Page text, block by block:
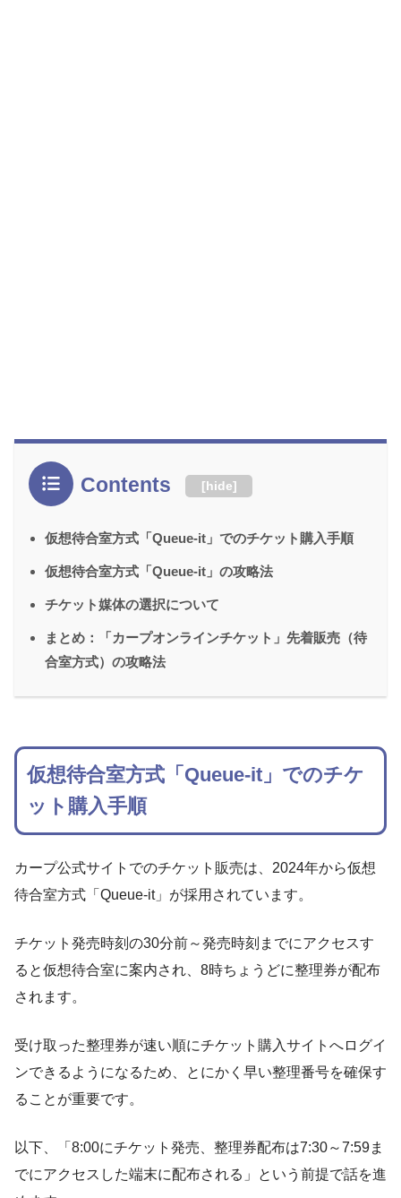
Contents [hide]
仮想待合室方式「Queue-it」でのチケット購入手順
仮想待合室方式「Queue-it」の攻略法
チケット媒体の選択について
まとめ：「カープオンラインチケット」先着販売（待
合室方式）の攻略法
仮想待合室方式「Queue-it」でのチケ
ット購入手順
カープ公式サイトでのチケット販売は、2024年から仮想
待合室方式「Queue-it」が採用されています。
チケット発売時刻の30分前～発売時刻までにアクセスす
ると仮想待合室に案内され、8時ちょうどに整理券が配布
されます。
受け取った整理券が速い順にチケット購入サイトへログイ
ンできるようになるため、とにかく早い整理番号を確保す
ることが重要です。
以下、「8:00にチケット発売、整理券配布は7:30～7:59ま
でにアクセスした端末に配布される」という前提で話を進